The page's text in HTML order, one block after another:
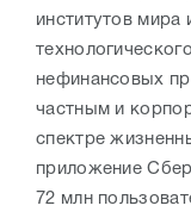
институтов
нефинансовых
частным и
спектре
приложение
72 млн